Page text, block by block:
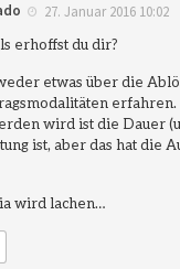
27. Januar 2016 10:02
erhoffst du dir?
etwas über die
erfahren.
wird ist die Dauer
ist, aber das hat die
wird lachen…